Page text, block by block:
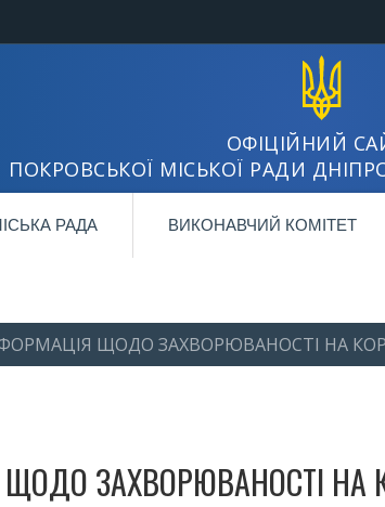
ОФІЦІЙНИЙ
ПОКРОВСЬКОЇ МІСЬКОЇ РАДИ
РАДА ВИКОНАВЧИЙ КОМІТЕТ
ЩОДО ЗАХВОРЮВАНОСТІ НА
ЗАХВОРЮВАНОСТІ НА